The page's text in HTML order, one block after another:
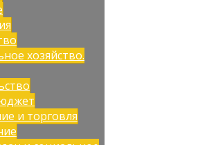
хозяйство.
и торговля